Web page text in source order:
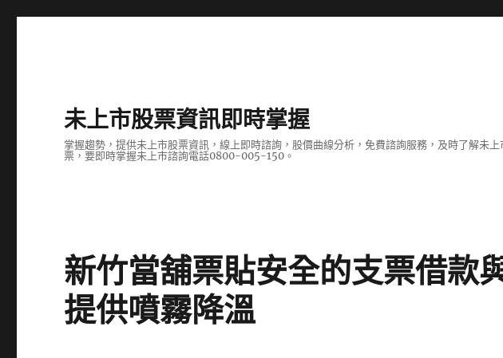
未上市股票資訊即時掌握
掌握趨勢，提供未上市股票資訊，線上即時諮詢，股價曲線分析，免費諮詢服務，及時了解未
票，要即時掌握未上市諮詢電話0800-005-150。
新竹當舖票貼安全的支票借款
提供噴霧降溫